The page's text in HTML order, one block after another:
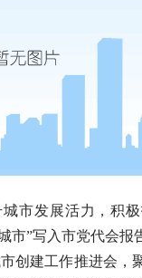
发展活力，积极
市”写入市党代会报
创建工作推进会，